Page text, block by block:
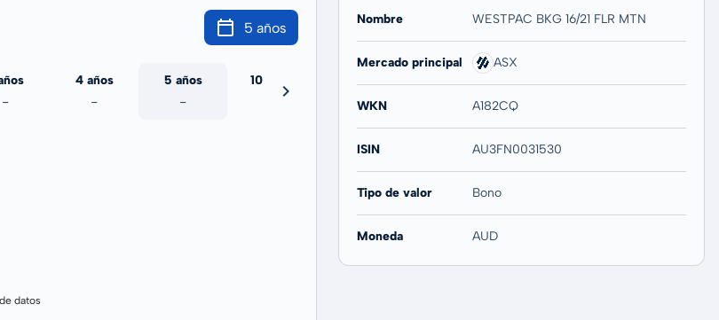
5 años
-
4 años
-
5 años
-
10 años
-
datos
Nombre WESTPAC BKG 16/21 FLR MTN
Mercado principal ASX
WKN A182CQ
ISIN AU3FN0031530
Tipo de valor Bono
Moneda AUD